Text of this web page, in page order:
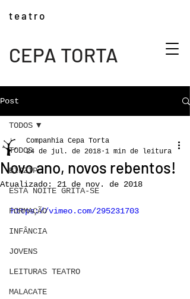
CEPA TORTA
t e a t r o
Post
TODOS
BIPZIP
ESTA NOITE GRITA-SE
FORMAÇÃO
INFÂNCIA
JOVENS
LEITURAS TEATRO
MALACATE
TODOS
Novo ano, novos rebentos!
Companhia Cepa Torta
24 de jul. de 2018 1 min de leitura
Atualizado: 21 de nov. de 2018
https://vimeo.com/295231703